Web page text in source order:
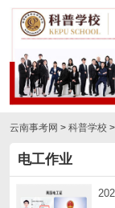
云南事考网 > 科普学校 >
电工作业